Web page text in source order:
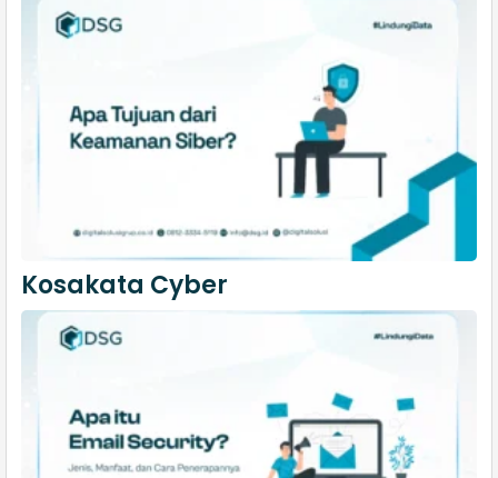
Kosakata Cyber